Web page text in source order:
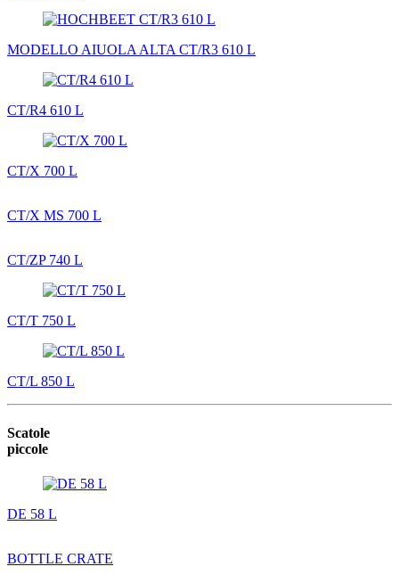
MODELLO AIUOLA ALTA CT/R3 610 L
CT/R4 610 L
CT/X 700 L
CT/X MS 700 L
CT/ZP 740 L
CT/T 750 L
CT/L 850 L
Scatole
piccole
DE 58 L
BOTTLE CRATE